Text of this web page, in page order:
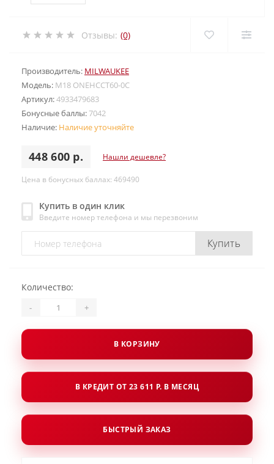
Отзывы: (0)
Производитель: MILWAUKEE
Модель: M18 ONEHCCT60-0C
Артикул:4933479683
Бонусные баллы:7042
Наличие: Наличие уточняйте
448 600 р. Нашли дешевле?
Цена в бонусных баллах: 469490
Купить в один клик
Введите номер телефона и мы перезвоним
Купить
Количество:
- +
В КОРЗИНУ
В КРЕДИТ ОТ 23 611 Р. В МЕСЯЦ
БЫСТРЫЙ ЗАКАЗ